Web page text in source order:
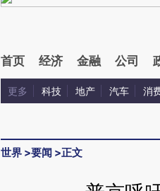
首页 经济 金融 公司
更多 科技 地产 汽车 消
世界 >要闻 >正文